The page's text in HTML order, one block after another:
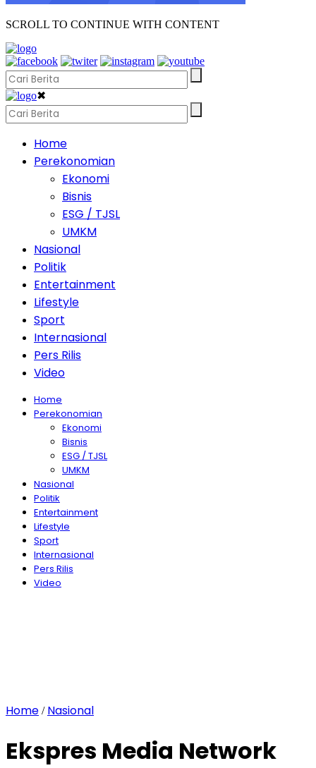
SCROLL TO CONTINUE WITH CONTENT
✖
Home
Perekonomian
Ekonomi
Bisnis
ESG / TJSL
UMKM
Nasional
Politik
Entertainment
Lifestyle
Sport
Internasional
Pers Rilis
Video
Home
Perekonomian
Ekonomi
Bisnis
ESG / TJSL
UMKM
Nasional
Politik
Entertainment
Lifestyle
Sport
Internasional
Pers Rilis
Video
Home / Nasional
Ekspres Media Network